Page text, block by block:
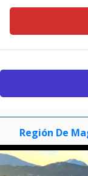
Región De